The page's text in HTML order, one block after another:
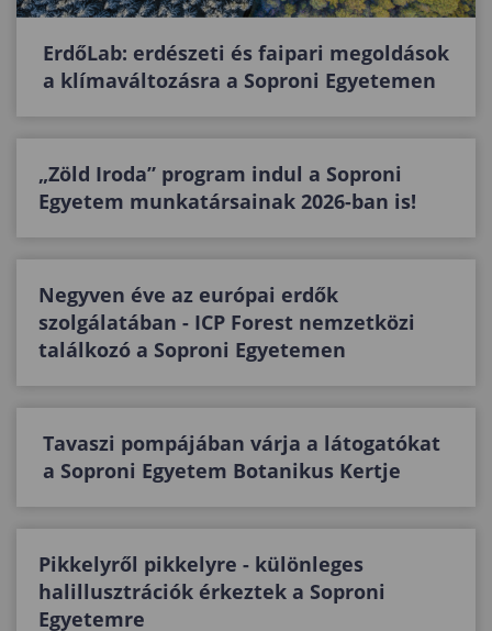
ErdőLab: erdészeti és faipari megoldások
a klímaváltozásra a Soproni Egyetemen
„Zöld Iroda” program indul a Soproni
Egyetem munkatársainak 2026-ban is!
Negyven éve az európai erdők
szolgálatában - ICP Forest nemzetközi
találkozó a Soproni Egyetemen
Tavaszi pompájában várja a látogatókat
a Soproni Egyetem Botanikus Kertje
Pikkelyről pikkelyre - különleges
halillusztrációk érkeztek a Soproni
Egyetemre